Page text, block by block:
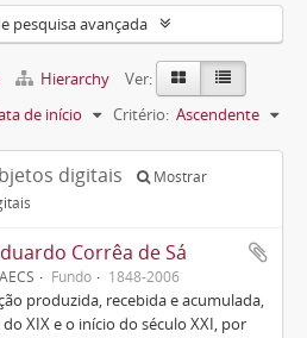
pesquisa avançada
Hierarchy
Ver:
de início Critério: Ascendente
digitais
Mostrar
Corrêa de Sá
Fundo 1848-2006
produzida, recebida e acumulada,
XIX e o início do século XXI, por